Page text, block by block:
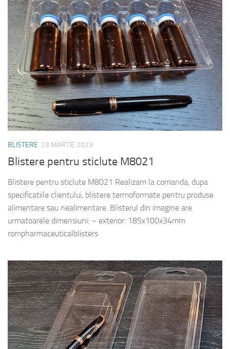
BLISTERE 23 MARTIE 2023
Blistere pentru sticlute M8021
Blistere pentru sticlute M8021 Realizam la comanda, dupa
specificatiile clientului, blistere termoformate pentru produse
alimentare sau nealimentare. Blisterul din imagine are
urmatoarele dimensiuni: – exterior: 185x100x34mm
rompharmaceuticalblisters